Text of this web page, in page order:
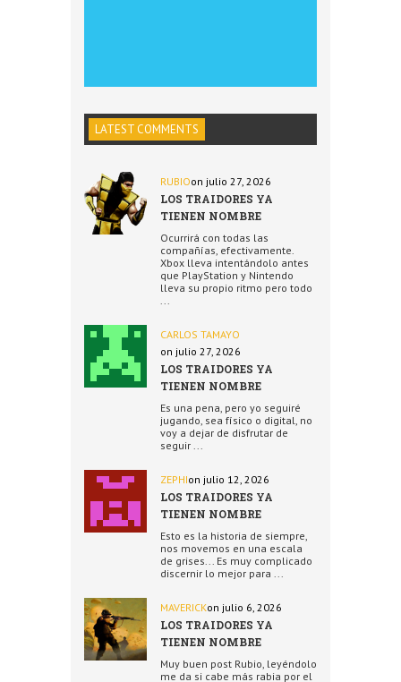
LATEST COMMENTS
RUBIOon julio 27, 2026
LOS TRAIDORES YA
TIENEN NOMBRE
Ocurrirá con todas las
compañías, efectivamente.
Xbox lleva intentándolo antes
que PlayStation y Nintendo
lleva su propio ritmo pero todo
...
CARLOS TAMAYO
on julio 27, 2026
LOS TRAIDORES YA
TIENEN NOMBRE
Es una pena, pero yo seguiré
jugando, sea físico o digital, no
voy a dejar de disfrutar de
seguir ...
ZEPHIon julio 12, 2026
LOS TRAIDORES YA
TIENEN NOMBRE
Esto es la historia de siempre,
nos movemos en una escala
de grises... Es muy complicado
discernir lo mejor para ...
MAVERICKon julio 6, 2026
LOS TRAIDORES YA
TIENEN NOMBRE
Muy buen post Rubio, leyéndolo
me da si cabe más rabia por el